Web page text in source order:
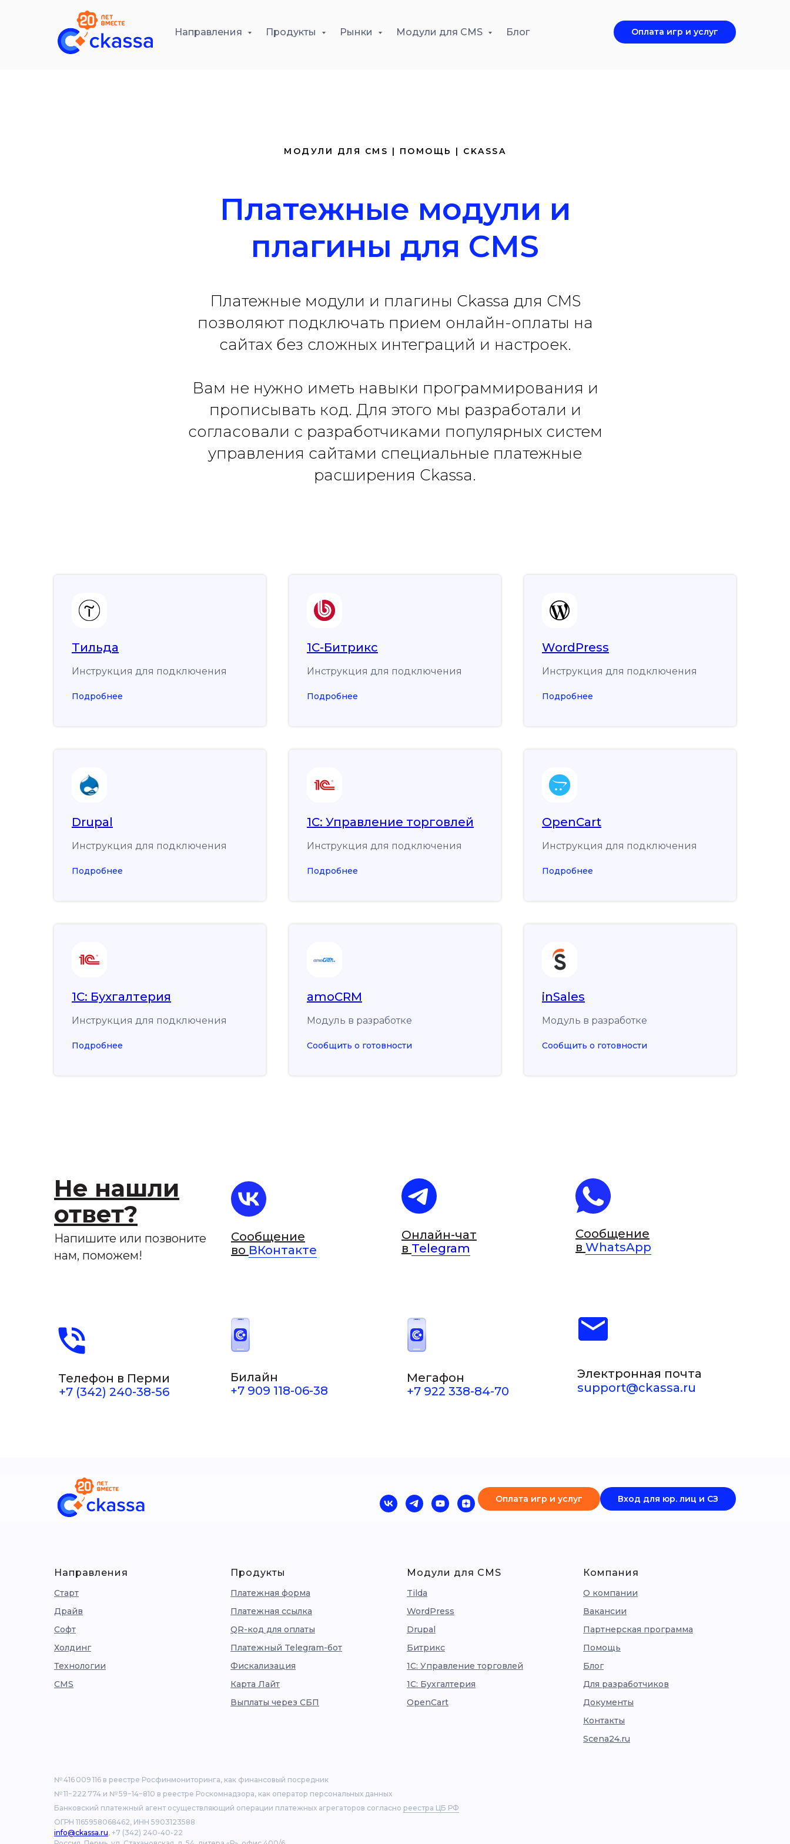
Направления Продукты Рынки Модули для CMS Блог Оплата игр и услуг
МОДУЛИ ДЛЯ CMS | ПОМОЩЬ | CKASSA
Платежные модули и
плагины для CMS
Платежные модули и плагины Ckassa для CMS
позволяют подключать прием онлайн-оплаты на
сайтах без сложных интеграций и настроек.
Вам не нужно иметь навыки программирования и
прописывать код. Для этого мы разработали и
согласовали с разработчиками популярных систем
управления сайтами специальные платежные
расширения Ckassa.
Тильда
Инструкция для подключения
Подробнее
1С-Битрикс
Инструкция для подключения
Подробнее
WordPress
Инструкция для подключения
Подробнее
Drupal
Инструкция для подключения
Подробнее
1С: Управление торговлей
Инструкция для подключения
Подробнее
OpenCart
Инструкция для подключения
Подробнее
1С: Бухгалтерия
Инструкция для подключения
Подробнее
amoCRM
Модуль в разработке
Сообщить о готовности
inSales
Модуль в разработке
Сообщить о готовности
Не нашли
ответ?
Напишите или позвоните
нам, поможем!
Сообщение
во ВКонтакте
Онлайн-чат
в Telegram
Телефон в Перми
+7 (342) 240-38-56
Электронная почта
support@ckassa.ru
Билайн
+7 909 118-06-38
Мегафон
+7 922 338-84-70
Сообщение
в WhatsApp
Оплата игр и услуг Вход для юр. лиц и СЗ
Направления
Старт
Драйв
Софт
Холдинг
Технологии
CMS
Продукты
Платежная форма
Платежная ссылка
QR-код для оплаты
Платежный Telegram-бот
Фискализация
Карта Лайт
Выплаты через СБП
Модули для CMS
Tilda
WordPress
Drupal
Битрикс
1С: Управление торговлей
1С: Бухгалтерия
OpenCart
Компания
О компании
Вакансии
Партнерская программа
Помощь
Блог
Для разработчиков
Документы
Контакты
Scena24.ru
№ 416 009 116 в реестре Росфинмониторинга, как финансовый посредник
№ 11−222 774 и № 59−14−810 в реестре Роскомнадзора, как оператор персональных данных
Банковский платежный агент осуществляющий операции платежных агрегаторов согласно реестра ЦБ РФ
ОГРН 1165958068462, ИНН 5903123588
info@ckassa.ru, +7 (342) 240-40-22